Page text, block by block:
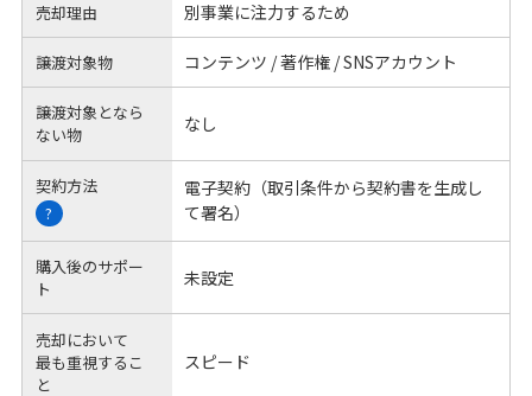
売却理由 別事業に注力するため
譲渡対象物 コンテンツ / 著作権 / SNSアカウント
譲渡対象となら
ない物
なし
契約方法
?
電子契約（取引条件から契約書を生成し
て署名）
購入後のサポー
ト
未設定
売却において
最も重視するこ
と
スピード